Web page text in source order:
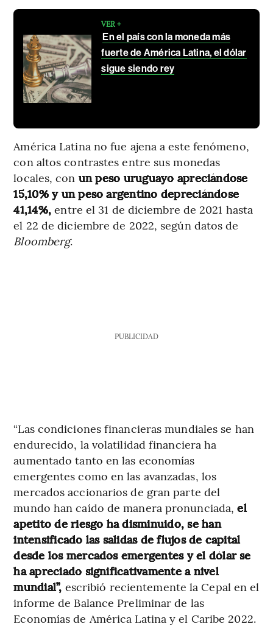
VER +
En el país con la moneda más
fuerte de América Latina, el dólar
sigue siendo rey
América Latina no fue ajena a este fenómeno,
con altos contrastes entre sus monedas
locales, con un peso uruguayo apreciándose
15,10% y un peso argentino depreciándose
41,14%,entre el 31 de diciembre de 2021 hasta
el 22 de diciembre de 2022, según datos de
Bloomberg.
PUBLICIDAD
“Las condiciones financieras mundiales se han
endurecido, la volatilidad financiera ha
aumentado tanto en las economías
emergentes como en las avanzadas, los
mercados accionarios de gran parte del
mundo han caído de manera pronunciada,el
apetito de riesgo ha disminuido, se han
intensificado las salidas de flujos de capital
desde los mercados emergentes y el dólar se
ha apreciado significativamente a nivel
mundial”, escribió recientemente la Cepal en el
informe de Balance Preliminar de las
Economías de América Latina y el Caribe 2022.